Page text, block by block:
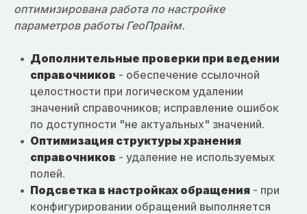
оптимизирована работа по настройке
параметров работы ГеоПрайм.
Дополнительные проверки при ведении
справочников - обеспечение ссылочной
целостности при логическом удалении
значений справочников; исправление ошибок
по доступности "не актуальных" значений.
Оптимизация структуры хранения
справочников - удаление не используемых
полей.
Подсветка в настройках обращения - при
конфигурировании обращений выполняется